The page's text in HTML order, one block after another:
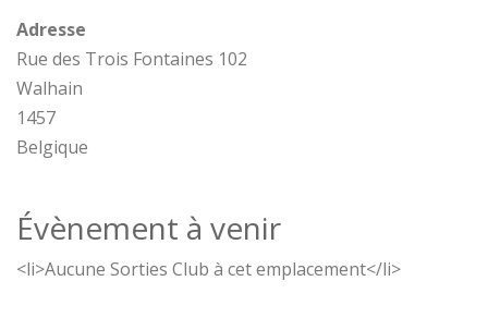
Adresse
Rue des Trois Fontaines 102
Walhain
1457
Belgique
Évènement à venir
<li>Aucune Sorties Club à cet emplacement</li>